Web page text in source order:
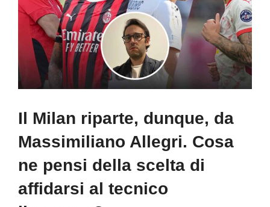
Il Milan riparte, dunque, da
Massimiliano Allegri. Cosa
ne pensi della scelta di
affidarsi al tecnico